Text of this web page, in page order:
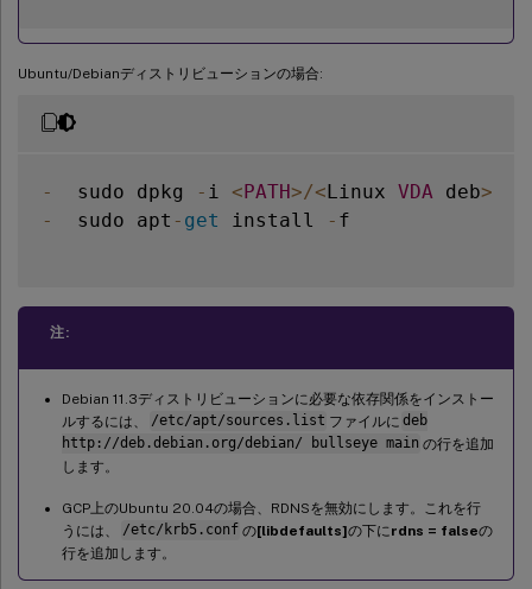
Ubuntu/Debianディストリビューションの場合:
-
  sudo dpkg
- i <PATH>/<Linux VDA deb>
-
  sudo apt
- get install - f
注:
Debian 11.3ディストリビューションに必要な依存関係をインストー
ルするには、
/etc/apt/sources.list ファイルに deb
http://deb.debian.org/debian/ bullseye main の行を追加
します。
GCP上のUbuntu 20.04の場合、RDNSを無効にします。これを行
うには、
/etc/krb5.conf の[libdefaults]の下にrdns = falseの
行を追加します。